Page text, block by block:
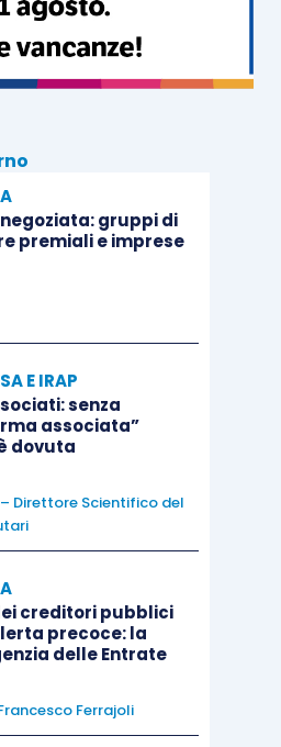
fattispecie in esame, si
dell’articolo 70-
1972 e dell’articolo 3,
al medesimo Gruppo
è divenuta esigibile nel
irrilevanti ai fini Iva.
tali operazioni,
obbligodi fatturazione,
Iva e inserimento nella
Iva.
di
scritture contabilidi cui al
questione con
nel rispetto del loro
tutti gli elementi
gruppi di
premiali e imprese
E IRAP
senza
associata”
dovuta
Direttore Scientifico del
creditori pubblici
precoce: la
delle Entrate
Ferrajoli